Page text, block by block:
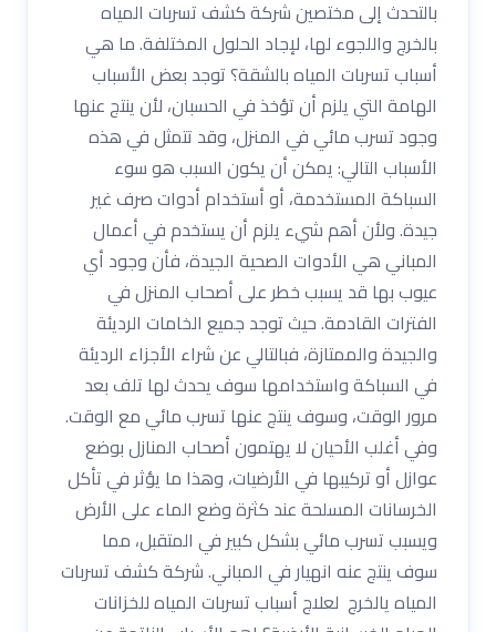
بالتحدث إلى مختصين شركة كشف تسربات المياه
بالخرج واللجوء لها، لإجاد الحلول المختلفة. ما هي
أسباب تسربات المياه بالشقة؟ توجد بعض الأسباب
الهامة التي يلزم أن تؤخذ في الحسبان، لأن ينتج عنها
وجود تسرب مائي في المنزل، وقد تتمثل في هذه
الأسباب التالي: يمكن أن يكون السبب هو سوء
السباكة المستخدمة، أو أستخدام أدوات صرف غير
جيدة. ولأن أهم شيء يلزم أن يستخدم في أعمال
المباني هي الأدوات الصحية الجيدة، فأن وجود أي
عيوب بها قد يسبب خطر على أصحاب المنزل في
الفترات القادمة. حيث توجد جميع الخامات الرديئة
والجيدة والممتازة، فبالتالي عن شراء الأجزاء الرديئة
في السباكة واستخدامها سوف يحدث لها تلف بعد
مرور الوقت، وسوف ينتج عنها تسرب مائي مع الوقت.
وفي أغلب الأحيان لا يهتمون أصحاب المنازل بوضع
عوازل أو تركيبها في الأرضيات، وهذا ما يؤثر في تأكل
الخرسانات المسلحة عند كثرة وضع الماء على الأرض
ويسبب تسرب مائي بشكل كبير في المتقبل، مما
سوف ينتج عنه انهيار في المباني. شركة كشف تسربات
المياه يالخرج لعلاج أسباب تسربات المياه للخزانات